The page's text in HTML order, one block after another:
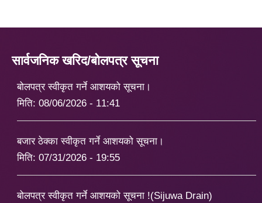
सार्वजनिक खरिद/बोलपत्र सूचना
बोलपत्र स्वीकृत गर्ने आशयको सूचना।
मिति: 08/06/2026 - 11:41
बजार ठेक्का स्वीकृत गर्ने आशयको सूचना।
मिति: 07/31/2026 - 19:55
बोलपत्र स्वीकृत गर्ने आशयको सूचना !(Sijuwa Drain)